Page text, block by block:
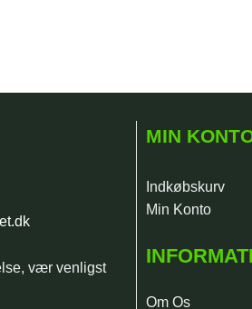
vær venligst
MIN
Indkøbskurv
Min Konto
Om Os